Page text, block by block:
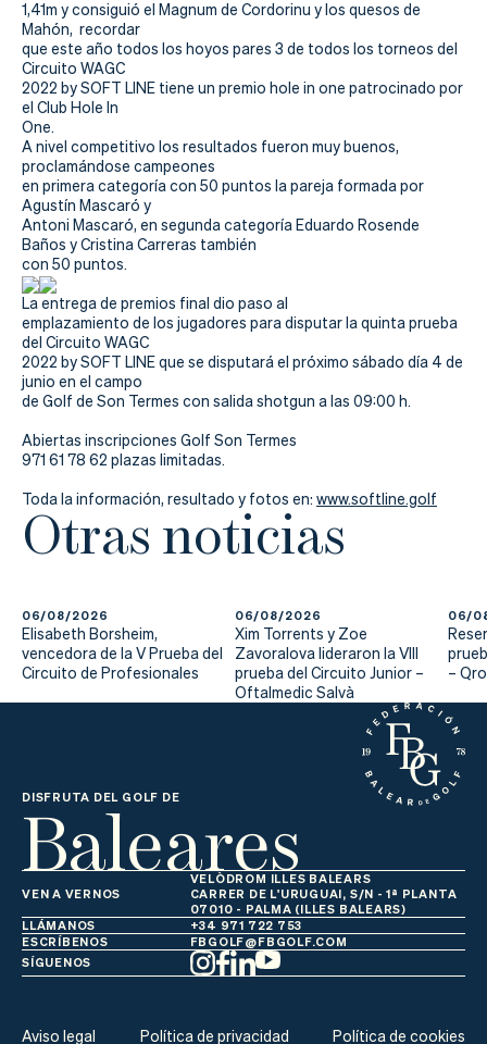
1,41m y consiguió el Magnum de Cordorinu y los quesos de
Mahón, recordar
que este año todos los hoyos pares 3 de todos los torneos del
Circuito WAGC
2022 by SOFT LINE tiene un premio hole in one patrocinado por
el Club Hole In
One.
A nivel competitivo los resultados fueron muy buenos,
proclamándose campeones
en primera categoría con 50 puntos la pareja formada por
Agustín Mascaró y
Antoni Mascaró, en segunda categoría Eduardo Rosende
Baños y Cristina Carreras también
con 50 puntos.
La entrega de premios final dio paso al
emplazamiento de los jugadores para disputar la quinta prueba
del Circuito WAGC
2022 by SOFT LINE que se disputará el próximo sábado día 4 de
junio en el campo
de Golf de Son Termes con salida shotgun a las 09:00 h.
Abiertas inscripciones Golf Son Termes
971 61 78 62 plazas limitadas.
Toda la información, resultado y fotos en: www.softline.golf
Otras noticias
06/08/2026
Elisabeth Borsheim,
vencedora de la V Prueba del
Circuito de Profesionales
06/08/2026
Xim Torrents y Zoe
Zavoralova lideraron la VIII
prueba del Circuito Junior –
Oftalmedic Salvà
06/
–
DISFRUTA DEL GOLF DE
Baleares
VEN A VERNOS
VELÒDROM ILLES BALEARS
CARRER DE L'URUGUAI, S/N - 1ª PLANTA
07010 - PALMA (ILLES BALEARS)
LLÁMANOS
+34 971 722 753
ESCRÍBENOS
FBGOLF@FBGOLF.COM
SÍGUENOS
Aviso legal Política de privacidad Política de cookies